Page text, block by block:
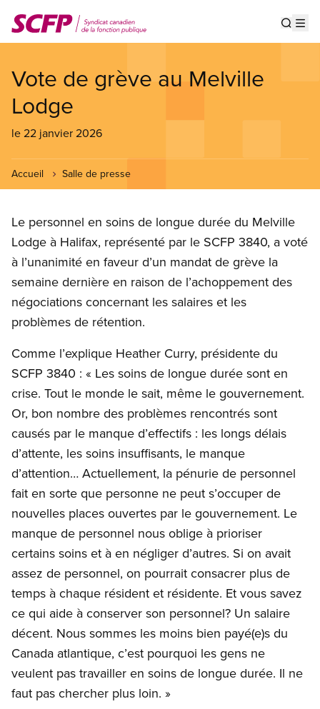
au
contenu
Vote de grève au Melville
Lodge
le 22 janvier 2026
Accueil Salle de presse
Le personnel en soins de longue durée du Melville
Lodge à Halifax, représenté par le SCFP 3840, a voté
à l’unanimité en faveur d’un mandat de grève la
semaine dernière en raison de l’achoppement des
négociations concernant les salaires et les
problèmes de rétention.
Comme l’explique Heather Curry, présidente du
SCFP 3840 : « Les soins de longue durée sont en
crise. Tout le monde le sait, même le gouvernement.
Or, bon nombre des problèmes rencontrés sont
causés par le manque d’effectifs : les longs délais
d’attente, les soins insuffisants, le manque
d’attention… Actuellement, la pénurie de personnel
fait en sorte que personne ne peut s’occuper de
nouvelles places ouvertes par le gouvernement. Le
manque de personnel nous oblige à prioriser
certains soins et à en négliger d’autres. Si on avait
assez de personnel, on pourrait consacrer plus de
temps à chaque résident et résidente. Et vous savez
ce qui aide à conserver son personnel? Un salaire
décent. Nous sommes les moins bien payé(e)s du
Canada atlantique, c’est pourquoi les gens ne
veulent pas travailler en soins de longue durée. Il ne
faut pas chercher plus loin. »